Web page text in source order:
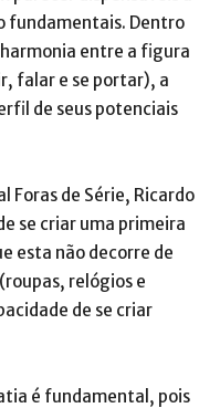
fundamentais. Dentro
entre a figura
falar e se portar), a
de seus potenciais
Foras de Série, Ricardo
se criar uma primeira
esta não decorre de
relógios e
de se criar
é fundamental, pois